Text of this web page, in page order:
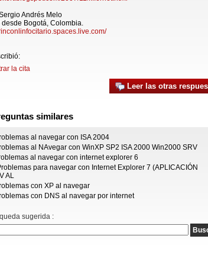
Andrés Melo
desde Bogotá, Colombia.
la cita
Leer las otras
similares
al navegar con ISA 2004
al NAvegar con WinXP SP2 ISA 2000 Win2000 SRV
al navegar con internet explorer 6
para navegar con Internet Explorer 7 (APLICACIÓN
AL
con XP al navegar
con DNS al navegar por internet
sugerida :